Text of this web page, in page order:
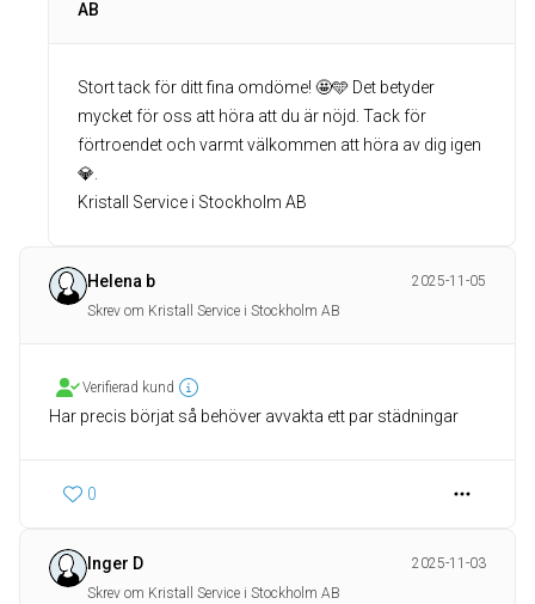
AB
Stort tack för ditt fina omdöme! 🤩🩵 Det betyder
mycket för oss att höra att du är nöjd. Tack för
förtroendet och varmt välkommen att höra av dig igen
💎.
Kristall Service i Stockholm AB
Helena b
2025-11-05
Skrev om Kristall Service i Stockholm AB
Verifierad kund
Har precis börjat så behöver avvakta ett par städningar
0
Inger D
2025-11-03
Skrev om Kristall Service i Stockholm AB